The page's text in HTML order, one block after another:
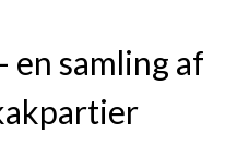
en samling af